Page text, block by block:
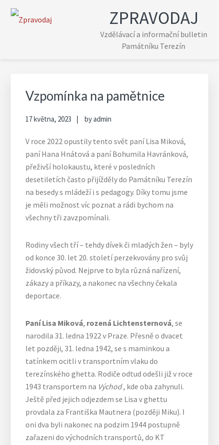
Skip
Skip
Skip
Skip
ZPRAVODAJ
Vzdělávací a informační bulletin
Památníku Terezín
Vzpomínka na pamětnice
17 května, 2023 byadmin
V roce 2022 opustily tento svět paní Lisa Miková,
paní Hana Hnátová a paní Bohumila Havránková,
přeživší holokaustu, které v posledních
desetiletích často přijížděly do Památníku Terezín
na besedy s mládeží i s pedagogy. Díky tomu jsme
je měli možnost víc poznat a rádi bychom na
všechny tři zavzpomínali.
Rodiny všech tří – tehdy dívek či mladých žen – byly
od konce 30. let 20. století perzekvovány pro svůj
židovský původ. Nejprve to byla různá nařízení,
zákazy a příkazy, a nakonec na všechny čekala
deportace.
Paní Lisa Miková, rozená Lichtensternová, se
narodila 31. ledna 1922 v Praze. Přesně o dvacet
let později, 31. ledna 1942, se s maminkou a
tatínkem ocitli v transportním vlaku do
terezínského ghetta. Rodiče odtud odešli již v roce
1943 transportem na Východ, kde oba zahynuli.
Ještě před jejich odjezdem se Lisa v ghettu
provdala za Františka Mautnera (později Miku). I
oni dva byli nakonec na podzim 1944 postupně
zařazeni do východních transportů, do KT
Sidebar